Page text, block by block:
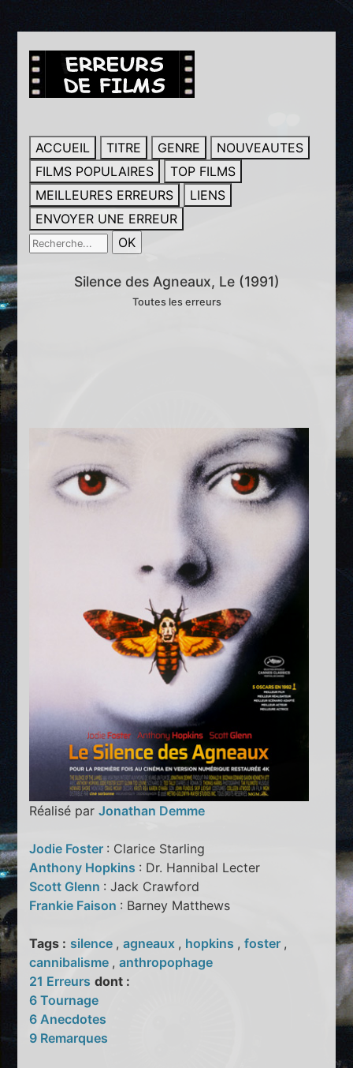
ACCUEIL TITRE GENRE
NOUVEAUTES
FILMS POPULAIRES
TOP FILMS
MEILLEURES ERREURS
LIENS
ENVOYER UNE ERREUR
Silence des Agneaux, Le (1991)
Toutes les erreurs
Réalisé parJonathan Demme
Jodie Foster : Clarice Starling
Anthony Hopkins : Dr. Hannibal Lecter
Scott Glenn : Jack Crawford
Frankie Faison : Barney Matthews
Tags : silence ,agneaux , hopkins ,foster ,
cannibalisme ,anthropophage
21 Erreurs dont :
6 Tournage
6 Anecdotes
9 Remarques